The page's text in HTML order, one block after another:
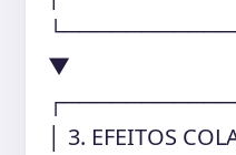
▼
│ 3. EFEITOS